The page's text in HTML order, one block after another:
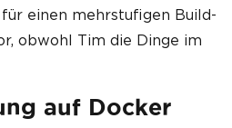
einen mehrstufigen Build-
obwohl Tim die Dinge im
auf Docker